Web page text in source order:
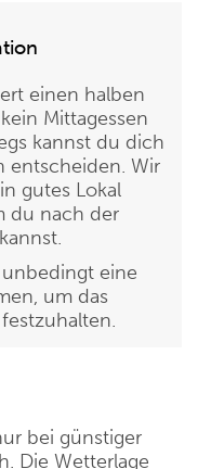
einen halben
Mittagessen
kannst du dich
entscheiden. Wir
gutes Lokal
du nach der
eine
um das
bei günstiger
Die Wetterlage